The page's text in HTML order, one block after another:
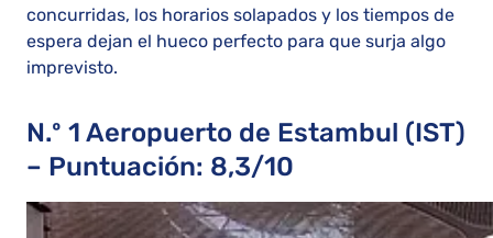
concurridas, los horarios solapados y los tiempos de
espera dejan el hueco perfecto para que surja algo
imprevisto.
N.º 1 Aeropuerto de Estambul (IST)
– Puntuación: 8,3/10